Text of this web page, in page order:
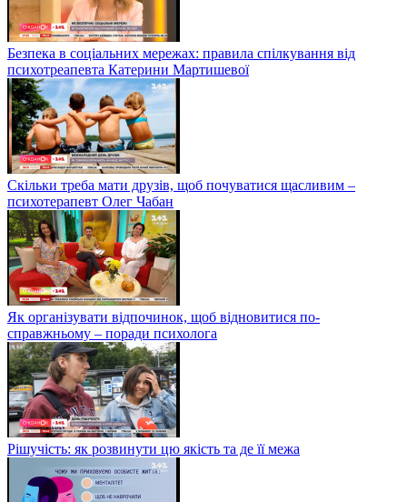
Безпека в соціальних мережах: правила спілкування від
психотреапевта Катерини Мартишевої
Скільки треба мати друзів, щоб почуватися щасливим –
психотерапевт Олег Чабан
Як організувати відпочинок, щоб відновитися по-
справжньому – поради психолога
Рішучість: як розвинути цю якість та де її межа